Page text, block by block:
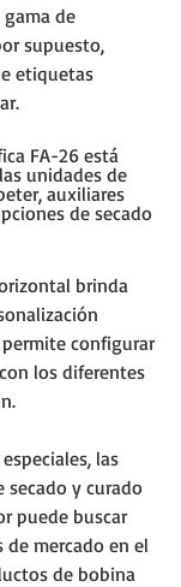
de
supuesto,
etiquetas
FA-26 está
unidades de
auxiliares
de secado
brinda
configurar
los diferentes
las
secado y curado
puede buscar
mercado en el
de bobina